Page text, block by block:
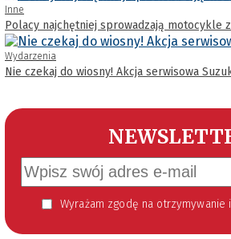
Inne
Polacy najchętniej sprowadzają motocykle
Wydarzenia
Nie czekaj do wiosny! Akcja serwisowa
Wyrażam zgodę na otrzymywanie informacji handlowej kierowanej do mnie za pomocą środków komunikacji elektronicznej w szczególności poczty elektronicznej zgodnie z przepisem art. 10 ust 2 ustawy z dnia 18 lipca 2002 roku o świadczeniu usług drogą elektroniczną (Dz. U. 144 z 2002 r. poz. 1204). Zgoda jest dobrowolna, jednak jej wyrażenie jest